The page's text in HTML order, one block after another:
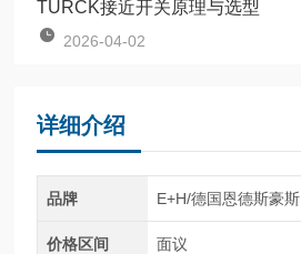
TURCK接近开关原理与选型
2026-04-02
详细介绍
品牌 E+H/德国恩德斯豪斯
价格区间 面议